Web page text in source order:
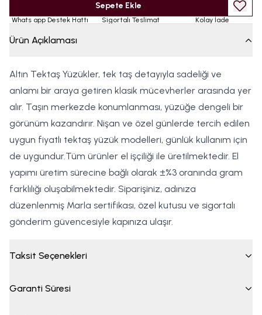
Sepete Ekle
Whats app Destek Hattı Sigortalı Teslimat Kolay İade
Ürün Açıklaması
Altın Tektaş Yüzükler, tek taş detayıyla sadeliği ve
anlamı bir araya getiren klasik mücevherler arasında yer
alır. Taşın merkezde konumlanması, yüzüğe dengeli bir
görünüm kazandırır. Nişan ve özel günlerde tercih edilen
uygun fiyatlı tektaş yüzük modelleri, günlük kullanım için
de uygundur.Tüm ürünler el işçiliği ile üretilmektedir. El
yapımı üretim sürecine bağlı olarak ±%3 oranında gram
farklılığı oluşabilmektedir. Siparişiniz, adınıza
düzenlenmiş Marla sertifikası, özel kutusu ve sigortalı
gönderim güvencesiyle kapınıza ulaşır.
Taksit Seçenekleri
Garanti Süresi